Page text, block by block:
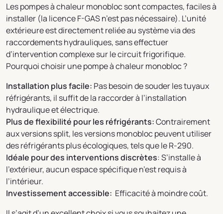
Les pompes à chaleur monobloc sont compactes, faciles à
installer (la licence F-GAS n’est pas nécessaire). L’unité
extérieure est directement reliée au système via des
raccordements hydrauliques, sans effectuer
d’intervention complexe sur le circuit frigorifique.
Pourquoi choisir une pompe à chaleur monobloc ?
Installation plus facile: Pas besoin de souder les tuyaux
réfrigérants, il suffit de la raccorder à l’installation
hydraulique et électrique.
Plus de flexibilité pour les réfrigérants:Contrairement
aux versions split, les versions monobloc peuvent utiliser
des réfrigérants plus écologiques, tels que le R-290.
Idéale pour des interventions discrètes: S’installe à
l’extérieur, aucun espace spécifique n’est requis à
l’intérieur.
Investissement accessible: Efficacité à moindre coût.